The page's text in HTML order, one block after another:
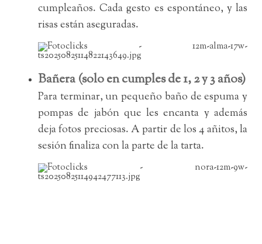
cumpleaños. Cada gesto es espontáneo, y las
risas están aseguradas.
Bañera (solo en cumples de 1, 2 y 3 años)
Para terminar, un pequeño baño de espuma y
pompas de jabón que les encanta y además
deja fotos preciosas. A partir de los 4 añitos, la
sesión finaliza con la parte de la tarta.